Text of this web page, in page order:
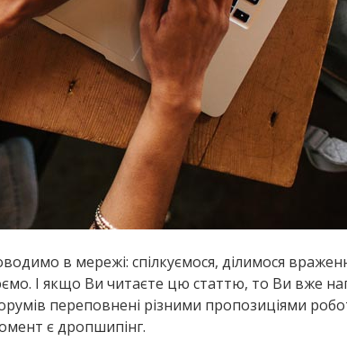
в мережі: спілкуємося, ділимося
І якщо Ви читаєте цю статтю, то Ви вже
переповнені різними пропозиціями
є дропшипінг.